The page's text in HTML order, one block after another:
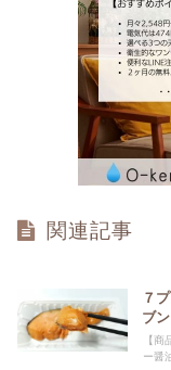
関連記事
７
ブ
【
ー醤